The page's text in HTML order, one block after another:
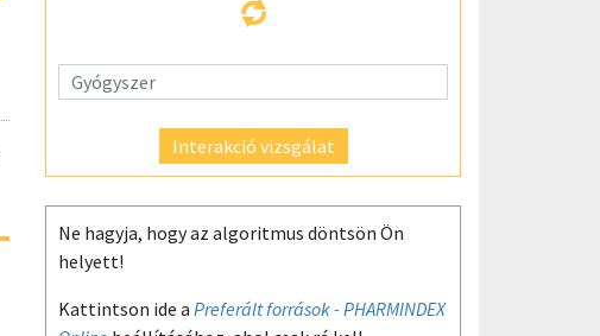
Interakció vizsgálat
Ne hagyja, hogy az algoritmus döntsön Ön
helyett!
Kattintson ide a Preferált források - PHARMINDEX